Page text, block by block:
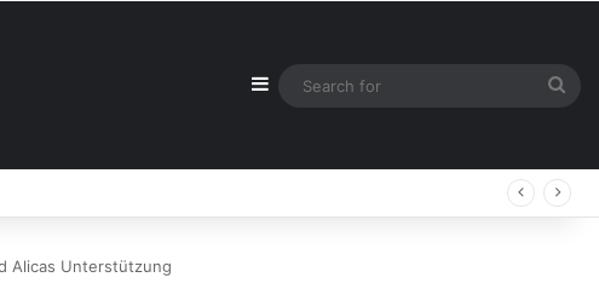
Sidebar
Alicas Unterstützung